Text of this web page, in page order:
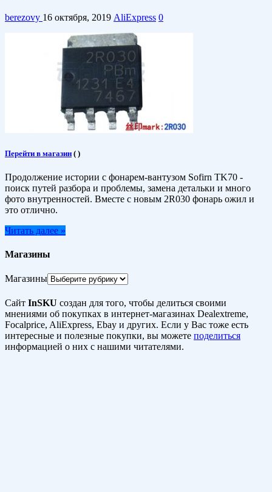
berezovy 16 октября, 2019 AliExpress 0
Перейти в магазин ( )
Продолжение истории с фонарем-вантузом Sofirn TK70 -
поиск путей разбора и проблемы, замена детальки и много
фото внутренностей. Вместе с новым 2R030 фонарь ожил и
это отлично.
Читать далее »
Магазины
Магазины
Сайт InSKU создан для того, чтобы делиться своими
мнениями об покупках в интернет-магазинах Dealextreme,
Focalprice, AliExpress, Ebay и других. Если у Вас тоже есть
интересные и полезные покупки, вы можете поделиться
информацией о них с нашими читателями.